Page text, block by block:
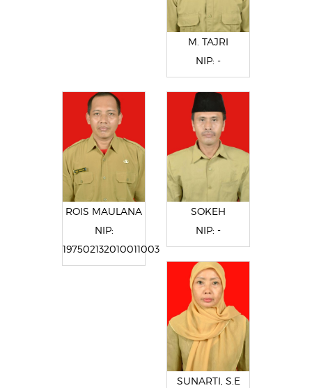
M. TAJRI
NIP: -
ROIS MAULANA
NIP:
197502132010011003
SOKEH
NIP: -
SUNARTI, S.E